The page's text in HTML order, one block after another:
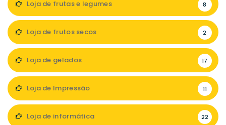
Loja de frutas e legumes 8
Loja de frutos secos 2
Loja de gelados 17
Loja de Impressão 11
Loja de informática 22